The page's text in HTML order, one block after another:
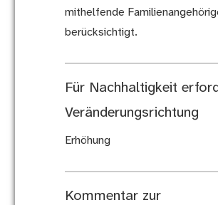
mithelfende
berücksichtigt.
Für Nachhaltigkeit
Veränderungsrichtung
Erhöhung
Kommentar zur